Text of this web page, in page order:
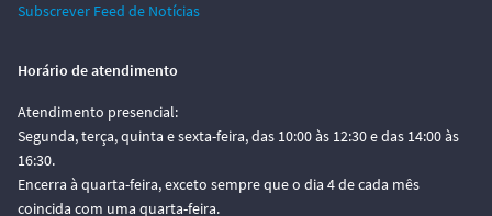
Subscrever Feed de Notícias
Horário de atendimento
Atendimento presencial:
Segunda, terça, quinta e sexta-feira, das 10:00 às 12:30 e das 14:00 às
16:30.
Encerra à quarta-feira, exceto sempre que o dia 4 de cada mês
coincida com uma quarta-feira.